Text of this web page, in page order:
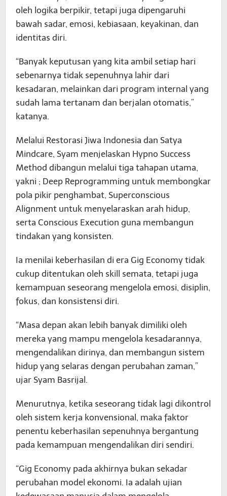
oleh logika berpikir, tetapi juga dipengaruhi
bawah sadar, emosi, kebiasaan, keyakinan, dan
identitas diri.
“Banyak keputusan yang kita ambil setiap hari
sebenarnya tidak sepenuhnya lahir dari
kesadaran, melainkan dari program internal yang
sudah lama tertanam dan berjalan otomatis,”
katanya.
Melalui Restorasi Jiwa Indonesia dan Satya
Mindcare, Syam menjelaskan Hypno Success
Method dibangun melalui tiga tahapan utama,
yakni ; Deep Reprogramming untuk membongkar
pola pikir penghambat, Superconscious
Alignment untuk menyelaraskan arah hidup,
serta Conscious Execution guna membangun
tindakan yang konsisten.
Ia menilai keberhasilan di era Gig Economy tidak
cukup ditentukan oleh skill semata, tetapi juga
kemampuan seseorang mengelola emosi, disiplin,
fokus, dan konsistensi diri.
“Masa depan akan lebih banyak dimiliki oleh
mereka yang mampu mengelola kesadarannya,
mengendalikan dirinya, dan membangun sistem
hidup yang selaras dengan perubahan zaman,”
ujar Syam Basrijal.
Menurutnya, ketika seseorang tidak lagi dikontrol
oleh sistem kerja konvensional, maka faktor
penentu keberhasilan sepenuhnya bergantung
pada kemampuan mengendalikan diri sendiri.
“Gig Economy pada akhirnya bukan sekadar
perubahan model ekonomi. Ia adalah ujian